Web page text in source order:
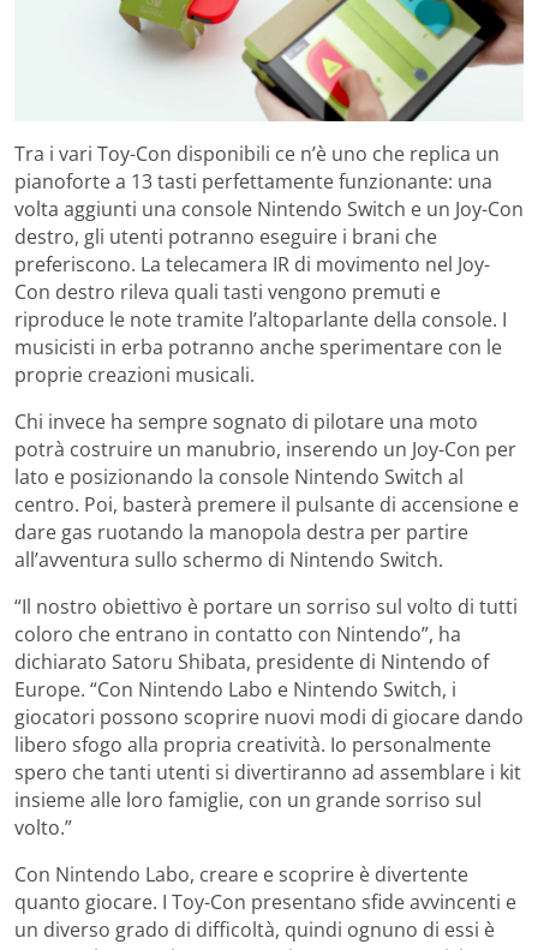
Tra i vari Toy-Con disponibili ce n’è uno che replica un
pianoforte a 13 tasti perfettamente funzionante: una
volta aggiunti una console Nintendo Switch e un Joy-Con
destro, gli utenti potranno eseguire i brani che
preferiscono. La telecamera IR di movimento nel Joy-
Con destro rileva quali tasti vengono premuti e
riproduce le note tramite l’altoparlante della console. I
musicisti in erba potranno anche sperimentare con le
proprie creazioni musicali.
Chi invece ha sempre sognato di pilotare una moto
potrà costruire un manubrio, inserendo un Joy-Con per
lato e posizionando la console Nintendo Switch al
centro. Poi, basterà premere il pulsante di accensione e
dare gas ruotando la manopola destra per partire
all’avventura sullo schermo di Nintendo Switch.
“Il nostro obiettivo è portare un sorriso sul volto di tutti
coloro che entrano in contatto con Nintendo”, ha
dichiarato Satoru Shibata, presidente di Nintendo of
Europe. “Con Nintendo Labo e Nintendo Switch, i
giocatori possono scoprire nuovi modi di giocare dando
libero sfogo alla propria creatività. Io personalmente
spero che tanti utenti si divertiranno ad assemblare i kit
insieme alle loro famiglie, con un grande sorriso sul
volto.”
Con Nintendo Labo, creare e scoprire è divertente
quanto giocare. I Toy-Con presentano sfide avvincenti e
un diverso grado di difficoltà, quindi ognuno di essi è